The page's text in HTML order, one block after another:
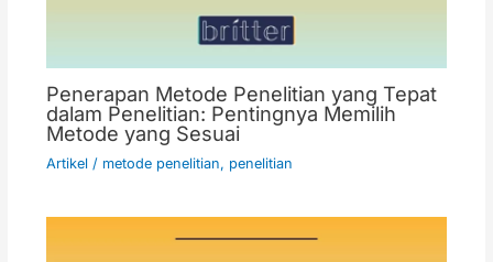
Penerapan Metode Penelitian yang Tepat
dalam Penelitian: Pentingnya Memilih
Metode yang Sesuai
Artikel / metode penelitian, penelitian